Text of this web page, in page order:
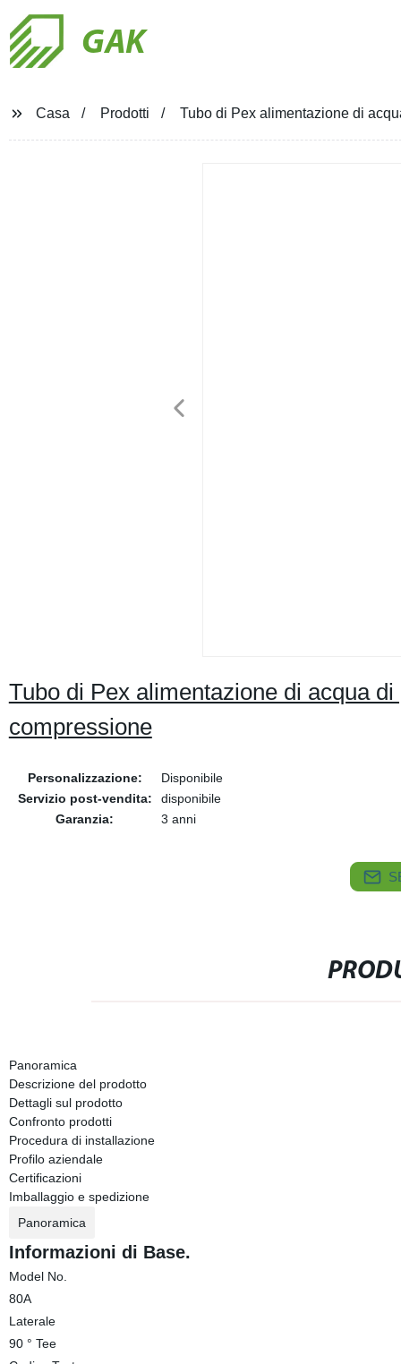
GAK
Casa Prodotti Tubo di Pex alimentazione di
Tubo di Pex alimentazione di acqua
compressione
Personalizzazione:
Disponibile
Servizio post-vendita:
disponibile
Garanzia:
3 anni
Panoramica
Descrizione del prodotto
Dettagli sul prodotto
Confronto prodotti
Procedura di installazione
Profilo aziendale
Certificazioni
Imballaggio e spedizione
Panoramica
Informazioni di Base.
Model No.
80A
Laterale
90 ° Tee